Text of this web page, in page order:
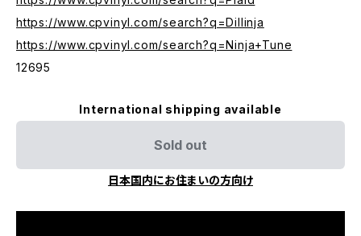
https://www.cpvinyl.com/search?q=Dillinja
https://www.cpvinyl.com/search?q=Ninja+Tune
12695
International shipping available
Sold out
日本国内にお住まいの方向け